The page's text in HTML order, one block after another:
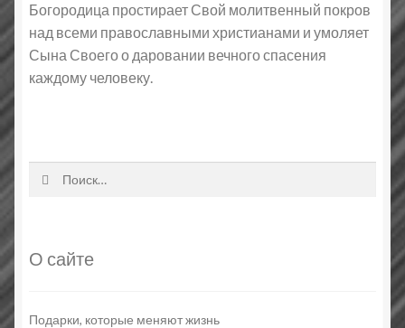
Богородица простирает Свой молитвенный покров
над всеми православными христианами и умоляет
Сына Своего о даровании вечного спасения
каждому человеку.
О сайте
Подарки, которые меняют жизнь